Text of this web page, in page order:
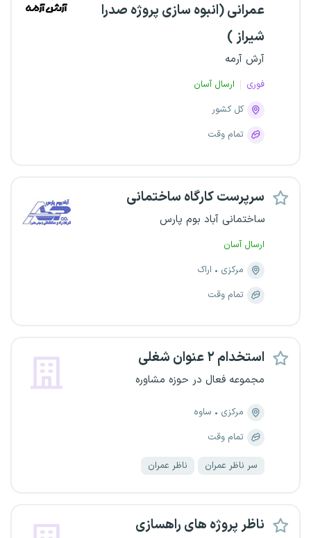
عمرانی (انبوه سازی پروژه صدرا
شیراز )
آرش آرمه
فوری
ارسال آسان
کل کشور
تمام وقت
سرپرست کارگاه ساختمانی
ساختمانی آباد بوم پارس
ارسال آسان
مرکزی
اراک
تمام وقت
استخدام ۲ عنوان شغلی
مجموعه فعال در حوزه مشاوره
مرکزی
ساوه
تمام وقت
سر ناظر عمران ناظر عمران
ناظر پروژه های راهسازی